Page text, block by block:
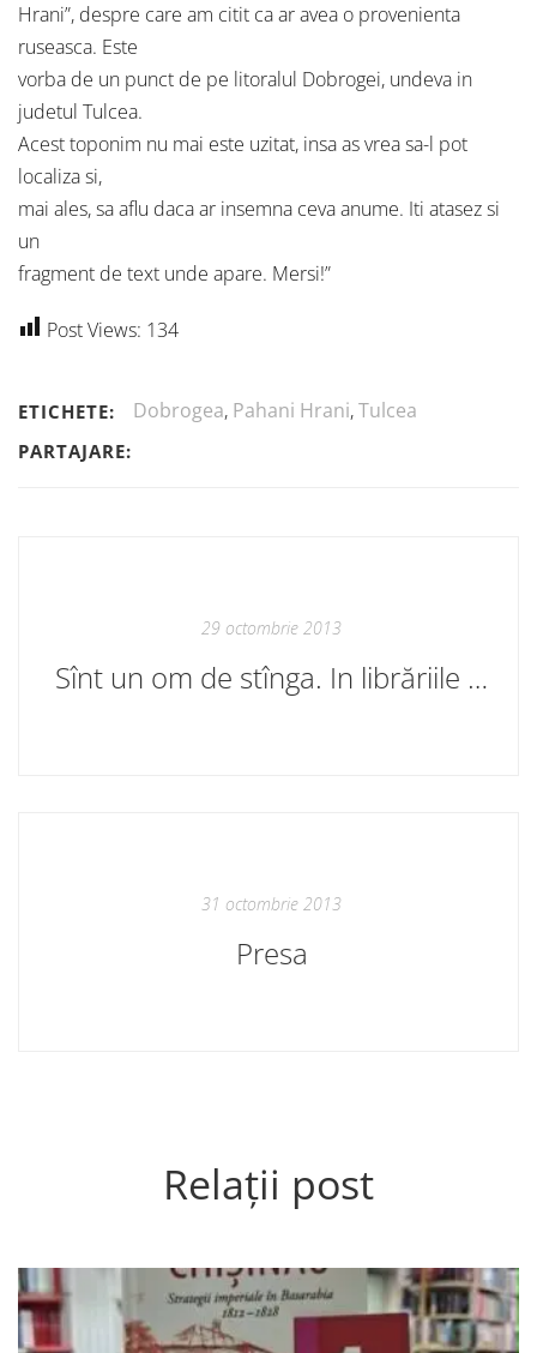
Hrani”, despre care am citit ca ar avea o provenienta
ruseasca. Este
vorba de un punct de pe litoralul Dobrogei, undeva in
judetul Tulcea.
Acest toponim nu mai este uzitat, insa as vrea sa-l pot
localiza si,
mai ales, sa aflu daca ar insemna ceva anume. Iti atasez si
un
fragment de text unde apare. Mersi!”
Post Views: 134
ETICHETE: Dobrogea, Pahani Hrani,Tulcea
PARTAJARE:
29 octombrie 2013
Sînt un om de stînga. In librăriile bune
31 octombrie 2013
Presa
Relații post